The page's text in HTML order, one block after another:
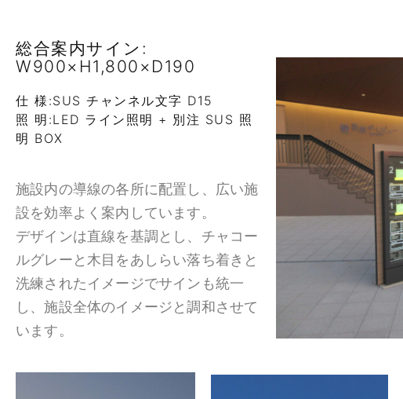
総合案内サイン:
W900×H1,800×D190
仕 様:SUS チャンネル文字 D15
照 明:LED ライン照明 + 別注 SUS 照
明 BOX
施設内の導線の各所に配置し、広い施
設を効率よく案内しています。
デザインは直線を基調とし、チャコー
ルグレーと木目をあしらい落ち着きと
洗練されたイメージでサインも統一
し、施設全体のイメージと調和させて
います。